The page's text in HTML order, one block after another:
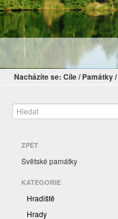
Nacházíte se: Cíle/ Památky/
ZPĚT
Světské památky
KATEGORIE
Hradiště
Hrady